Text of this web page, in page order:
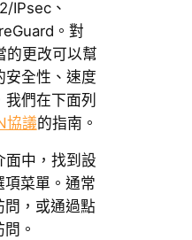
IPsec、
。對
的更改可以幫
安全性、速度
們在下面列
協議的指南。
面中，找到設
項菜單。通常
問，或通過點
。